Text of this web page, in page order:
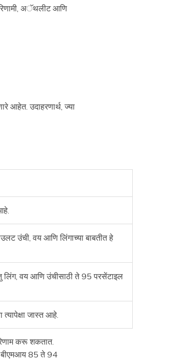
अॅथलीट आणि
आहेत. उदाहरणार्थ, ज्या
उंची, वय आणि लिंगाच्या बाबतीत हे
लिंग, वय आणि उंचीसाठी ते 95 परसेंटाइल
जास्त आहे.
करू शकतात.
बीएमआय 85 ते 94